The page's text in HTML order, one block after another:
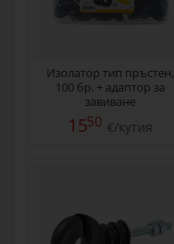
Изолатор тип пръстен,
100 бр. + адаптор за
завиване
1550 €/кутия